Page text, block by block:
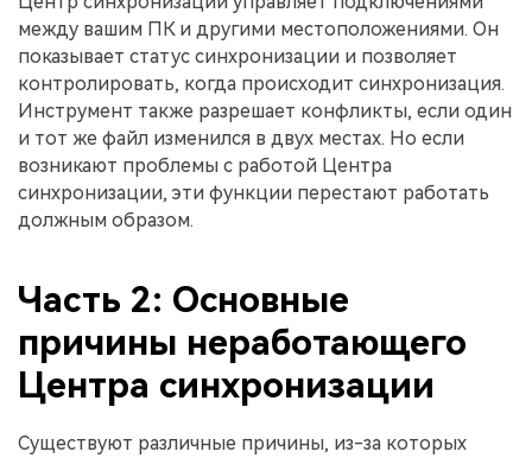
между вашим ПК и другими местоположениями. Он
показывает статус синхронизации и позволяет
контролировать, когда происходит синхронизация.
Инструмент также разрешает конфликты, если один
и тот же файл изменился в двух местах. Но если
возникают проблемы с работой Центра
синхронизации, эти функции перестают работать
должным образом.
Часть 2: Основные
причины неработающего
Центра синхронизации
Существуют различные причины, из-за которых